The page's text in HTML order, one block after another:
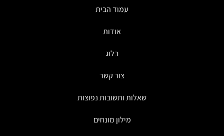
עמוד הבית
אודות
בלוג
צור קשר
שאלות ותשובות נפוצות
מילון מונחים